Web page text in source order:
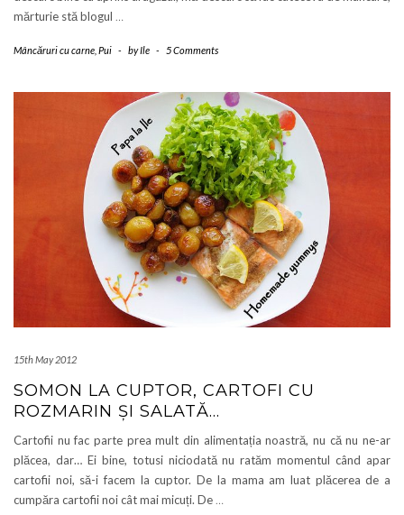
mărturie stă blogul …
Mâncăruri cu carne Pui - byIle - 5 Comments
15th May 2012
SOMON LA CUPTOR, CARTOFI CU
ROZMARIN ȘI SALATĂ…
Cartofii nu fac parte prea mult din alimentația noastră, nu că nu ne-ar
plăcea, dar… Ei bine, totusi niciodată nu ratăm momentul când apar
cartofii noi, să-i facem la cuptor. De la mama am luat plăcerea de a
cumpăra cartofii noi cât mai micuți. De…